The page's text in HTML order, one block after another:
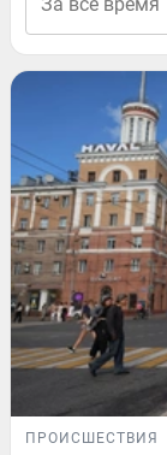
ПРОИСШЕСТВИЯ